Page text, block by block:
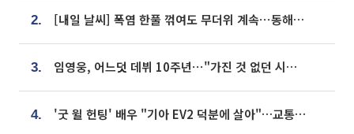
2. [내일 날씨] 폭염 한풀 꺾여도 무더위 계속⋯동해안 이틀 연속 비
3. 임영웅, 어느덧 데뷔 10주년⋯"가진 것 없던 시절, 내 앞엔 20명의 팬뿐"
4. '굿 윌 헌팅' 배우 "기아 EV2 덕분에 살아"…교통사고 후 안전성 극찬